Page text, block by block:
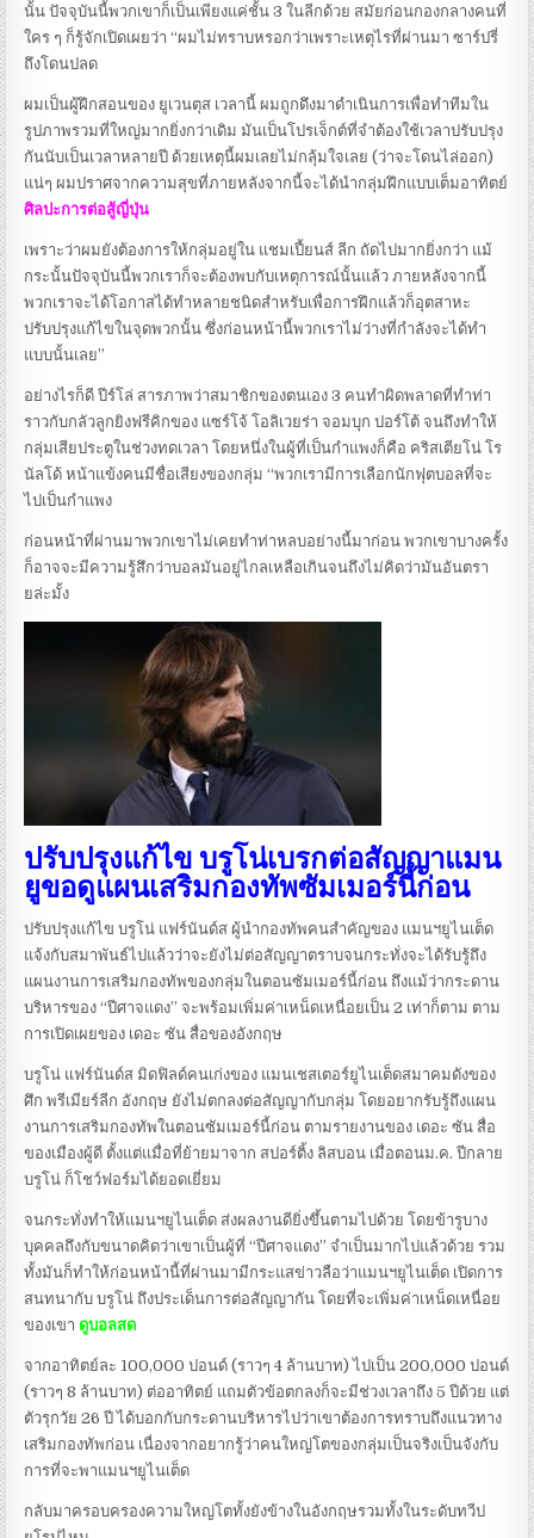
นั้น ปัจจุบันนี้พวกเขาก็เป็นเพียงแค่ชั้น 3 ในลีกด้วย สมัยก่อนกองกลางคนที่
ใคร ๆ ก็รู้จักเปิดเผยว่า “ผมไม่ทราบหรอกว่าเพราะเหตุไรที่ผ่านมา ซาร์ปรี่
ถึงโดนปลด
ผมเป็นผู้ฝึกสอนของ ยูเวนตุส เวลานี้ ผมถูกดึงมาดำเนินการเพื่อทำทีมใน
รูปภาพรวมที่ใหญ่มากยิ่งกว่าเดิม มันเป็นโปรเจ็กต์ที่จำต้องใช้เวลาปรับปรุง
กันนับเป็นเวลาหลายปี ด้วยเหตุนี้ผมเลยไม่กลุ้มใจเลย (ว่าจะโดนไล่ออก)
แน่ๆ ผมปราศจากความสุขที่ภายหลังจากนี้จะได้นำกลุ่มฝึกแบบเต็มอาทิตย์
ศิลปะการต่อสู้ญี่ปุ่น
เพราะว่าผมยังต้องการให้กลุ่มอยู่ใน แชมเปี้ยนส์ ลีก ถัดไปมากยิ่งกว่า แม้
กระนั้นปัจจุบันนี้พวกเราก็จะต้องพบกับเหตุการณ์นั้นแล้ว ภายหลังจากนี้
พวกเราจะได้โอกาสได้ทำหลายชนิดสำหรับเพื่อการฝึกแล้วก็อุตสาหะ
ปรับปรุงแก้ไขในจุดพวกนั้น ซึ่งก่อนหน้านี้พวกเราไม่ว่างที่กำลังจะได้ทำ
แบบนั้นเลย”
อย่างไรก็ดี ปีร์โล่ สารภาพว่าสมาชิกของตนเอง 3 คนทำผิดพลาดที่ทำท่า
ราวกับกลัวลูกยิงฟรีคิกของ แซร์โจ้ โอลิเวยร่า จอมบุก ปอร์โต้ จนถึงทำให้
กลุ่มเสียประตูในช่วงทดเวลา โดยหนึ่งในผู้ที่เป็นกำแพงก็คือ คริสเตียโน่ โร
นัลโด้ หน้าแข้งคนมีชื่อเสียงของกลุ่ม “พวกเรามีการเลือกนักฟุตบอลที่จะ
ไปเป็นกำแพง
ก่อนหน้าที่ผ่านมาพวกเขาไม่เคยทำท่าหลบอย่างนี้มาก่อน พวกเขาบางครั้ง
ก็อาจจะมีความรู้สึกว่าบอลมันอยู่ไกลเหลือเกินจนถึงไม่คิดว่ามันอันตรา
ยล่ะมั้ง
ปรับปรุงแก้ไข บรูโน่เบรกต่อสัญญาแมน
ยูขอดูแผนเสริมกองทัพซัมเมอร์นี้ก่อน
ปรับปรุงแก้ไข บรูโน่ แฟร์นันด์ส ผู้นำกองทัพคนสำคัญของ แมนฯยูไนเต็ด
แจ้งกับสมาพันธ์ไปแล้วว่าจะยังไม่ต่อสัญญาตราบจนกระทั่งจะได้รับรู้ถึง
แผนงานการเสริมกองทัพของกลุ่มในตอนซัมเมอร์นี้ก่อน ถึงแม้ว่ากระดาน
บริหารของ “ปีศาจแดง” จะพร้อมเพิ่มค่าเหน็ดเหนื่อยเป็น 2 เท่าก็ตาม ตาม
การเปิดเผยของ เดอะ ซัน สื่อของอังกฤษ
บรูโน่ แฟร์นันด์ส มิดฟิลด์คนเก่งของ แมนเชสเตอร์ยูไนเต็ดสมาคมดังของ
ศึก พรีเมียร์ลีก อังกฤษ ยังไม่ตกลงต่อสัญญากับกลุ่ม โดยอยากรับรู้ถึงแผน
งานการเสริมกองทัพในตอนซัมเมอร์นี้ก่อน ตามรายงานของ เดอะ ซัน สื่อ
ของเมืองผู้ดี ตั้งแต่แมื่อที่ย้ายมาจาก สปอร์ติ้ง ลิสบอน เมื่อตอนม.ค. ปีกลาย
บรูโน่ ก็โชว์ฟอร์มได้ยอดเยี่ยม
จนกระทั่งทำให้แมนฯยูไนเต็ด ส่งผลงานดียิ่งขึ้นตามไปด้วย โดยข้ารูบาง
บุคคลถึงกับขนาดคิดว่าเขาเป็นผู้ที่ “ปีศาจแดง” จำเป็นมากไปแล้วด้วย รวม
ทั้งมันก็ทำให้ก่อนหน้านี้ที่ผ่านมามีกระแสข่าวลือว่าแมนฯยูไนเต็ด เปิดการ
สนทนากับ บรูโน่ ถึงประเด็นการต่อสัญญากัน โดยที่จะเพิ่มค่าเหน็ดเหนื่อย
ของเขา ดูบอลสด
จากอาทิตย์ละ 100,000 ปอนด์ (ราวๆ 4 ล้านบาท) ไปเป็น 200,000 ปอนด์
(ราวๆ 8 ล้านบาท) ต่ออาทิตย์ แถมตัวข้อตกลงก็จะมีช่วงเวลาถึง 5 ปีด้วย แต่
ตัวรุกวัย 26 ปี ได้บอกกับกระดานบริหารไปว่าเขาต้องการทราบถึงแนวทาง
เสริมกองทัพก่อน เนื่องจากอยากรู้ว่าคนใหญ่โตของกลุ่มเป็นจริงเป็นจังกับ
การที่จะพาแมนฯยูไนเต็ด
กลับมาครอบครองความใหญ่โตทั้งยังข้างในอังกฤษรวมทั้งในระดับทวีป